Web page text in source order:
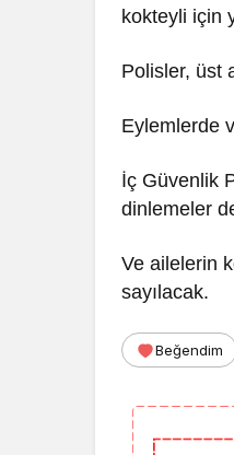
kokteyli için
Polisler, üst
Eylemlerde
İç Güvenlik
dinlemeler
Ve ailelerin
sayılacak.
Beğendim